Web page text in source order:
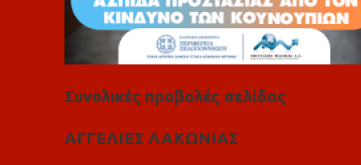
Συνολικές προβολές σελίδας
ΑΓΓΕΛΙΕΣ ΛΑΚΩΝΙΑΣ